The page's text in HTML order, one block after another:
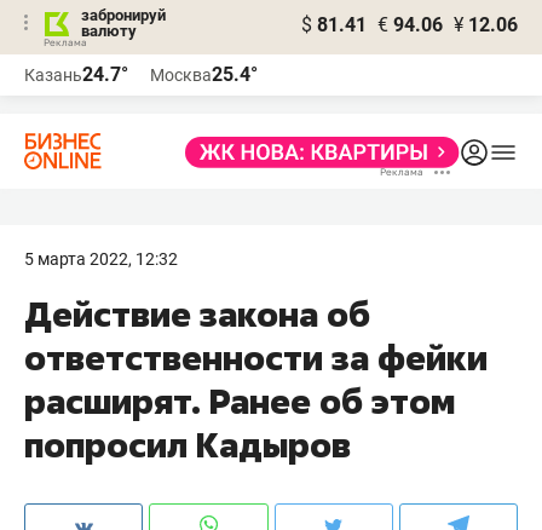
забронируй
валюту
$ 81.41 € 94.06 ¥ 12.06
Казань24.7° Москва25.4°
5 марта 2022, 12:32
Действие закона об
ответственности за фейки
расширят. Ранее об этом
попросил Кадыров